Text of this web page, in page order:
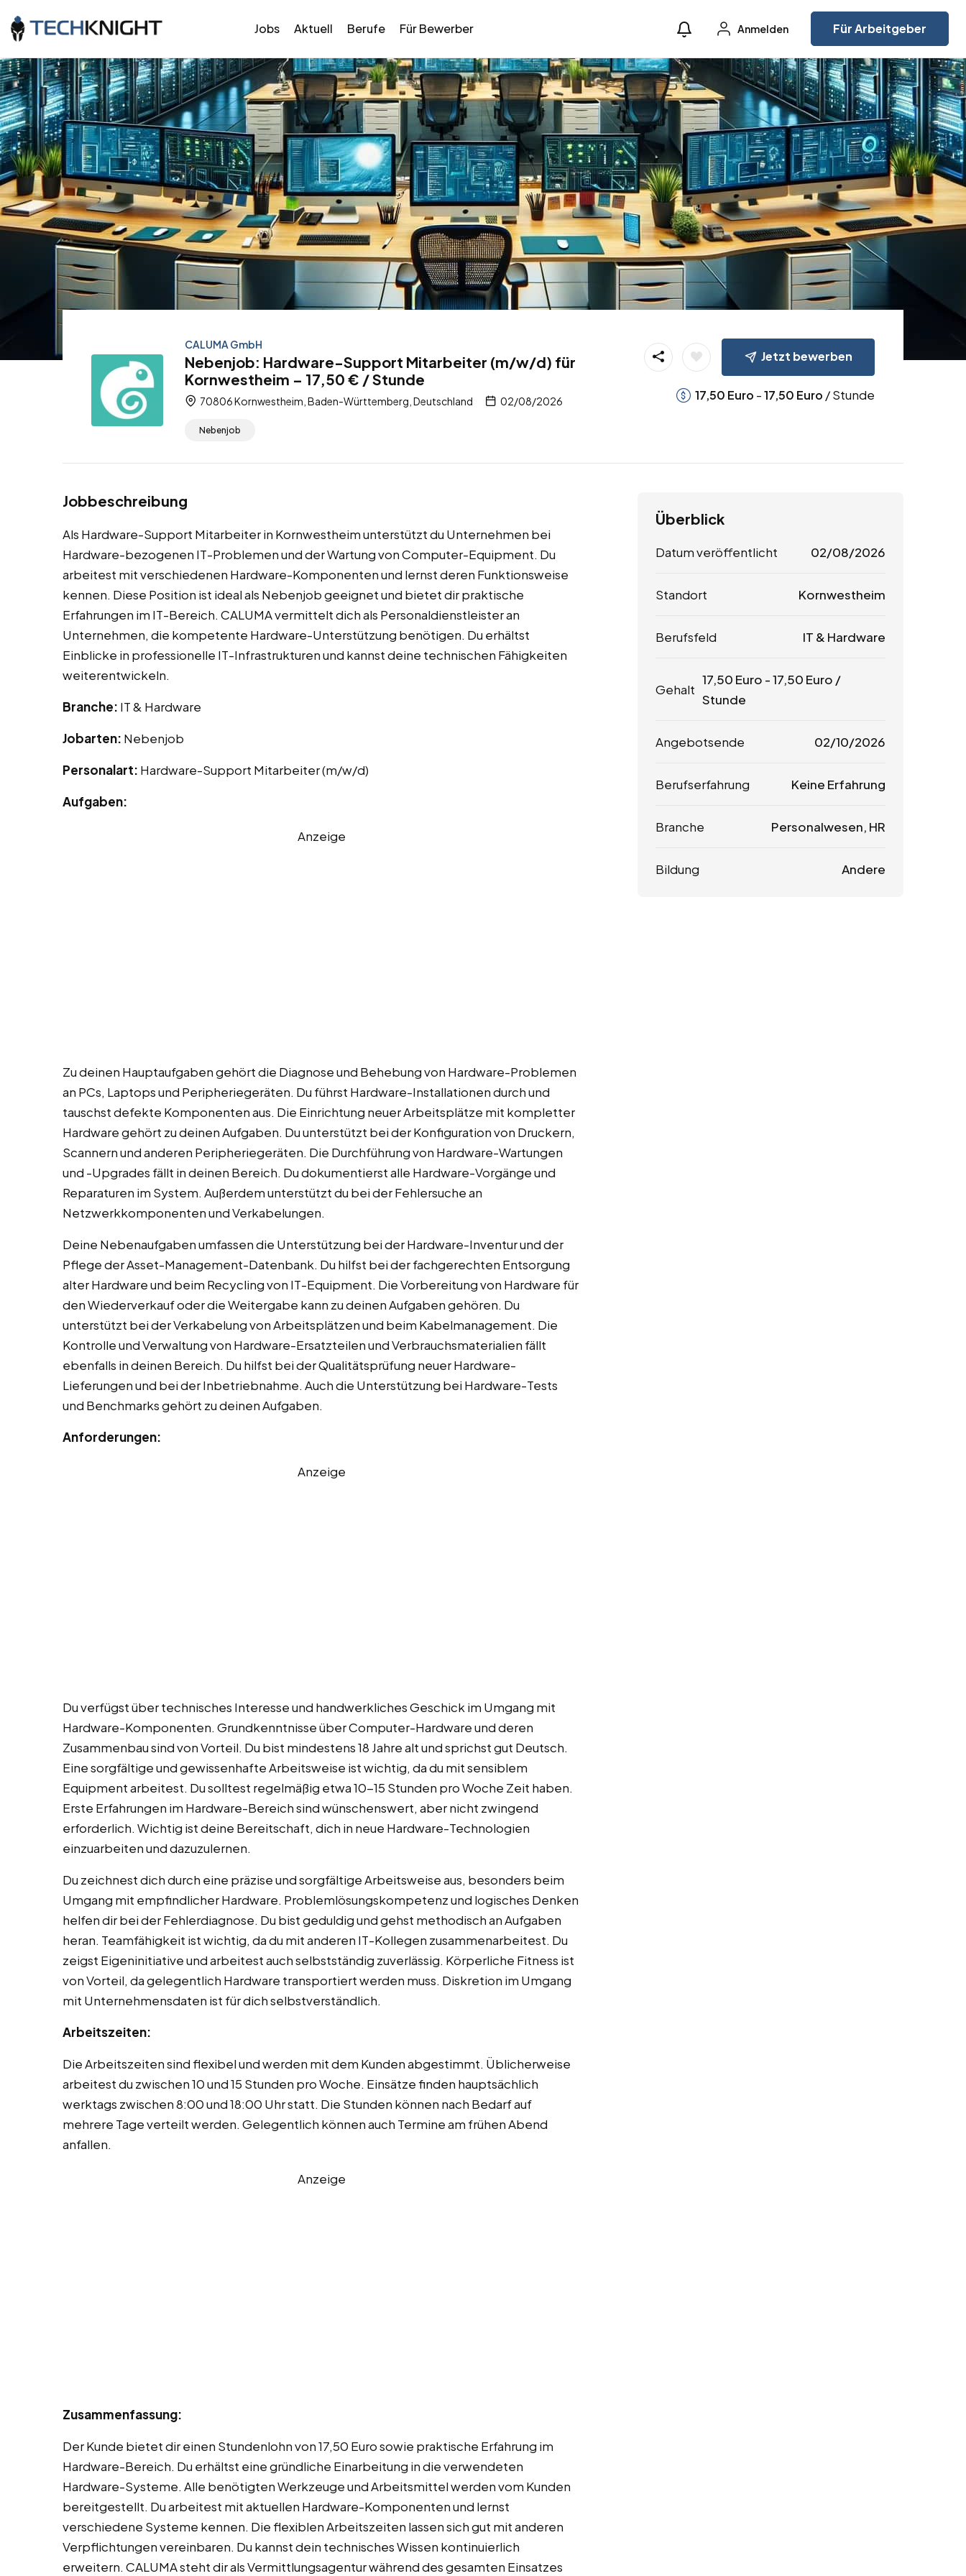
Jobs Aktuell Berufe Für Bewerber Anmelden Für Arbeitgeber
CALUMA GmbH
Nebenjob: Hardware-Support Mitarbeiter (m/w/d) für
Kornwestheim – 17,50 € / Stunde
70806 Kornwestheim, Baden-Württemberg, Deutschland 02/08/2026
Nebenjob
Jetzt bewerben
17,50 Euro -17,50 Euro / Stunde
Jobbeschreibung
Als Hardware-Support Mitarbeiter in Kornwestheim unterstützt du Unternehmen bei
Hardware-bezogenen IT-Problemen und der Wartung von Computer-Equipment. Du
arbeitest mit verschiedenen Hardware-Komponenten und lernst deren Funktionsweise
kennen. Diese Position ist ideal als Nebenjob geeignet und bietet dir praktische
Erfahrungen im IT-Bereich. CALUMA vermittelt dich als Personaldienstleister an
Unternehmen, die kompetente Hardware-Unterstützung benötigen. Du erhältst
Einblicke in professionelle IT-Infrastrukturen und kannst deine technischen Fähigkeiten
weiterentwickeln.
Branche: IT & Hardware
Jobarten: Nebenjob
Personalart: Hardware-Support Mitarbeiter (m/w/d)
Aufgaben:
Anzeige
Zu deinen Hauptaufgaben gehört die Diagnose und Behebung von Hardware-Problemen
an PCs, Laptops und Peripheriegeräten. Du führst Hardware-Installationen durch und
tauschst defekte Komponenten aus. Die Einrichtung neuer Arbeitsplätze mit kompletter
Hardware gehört zu deinen Aufgaben. Du unterstützt bei der Konfiguration von Druckern,
Scannern und anderen Peripheriegeräten. Die Durchführung von Hardware-Wartungen
und -Upgrades fällt in deinen Bereich. Du dokumentierst alle Hardware-Vorgänge und
Reparaturen im System. Außerdem unterstützt du bei der Fehlersuche an
Netzwerkkomponenten und Verkabelungen.
Deine Nebenaufgaben umfassen die Unterstützung bei der Hardware-Inventur und der
Pflege der Asset-Management-Datenbank. Du hilfst bei der fachgerechten Entsorgung
alter Hardware und beim Recycling von IT-Equipment. Die Vorbereitung von Hardware für
den Wiederverkauf oder die Weitergabe kann zu deinen Aufgaben gehören. Du
unterstützt bei der Verkabelung von Arbeitsplätzen und beim Kabelmanagement. Die
Kontrolle und Verwaltung von Hardware-Ersatzteilen und Verbrauchsmaterialien fällt
ebenfalls in deinen Bereich. Du hilfst bei der Qualitätsprüfung neuer Hardware-
Lieferungen und bei der Inbetriebnahme. Auch die Unterstützung bei Hardware-Tests
und Benchmarks gehört zu deinen Aufgaben.
Anforderungen:
Anzeige
Du verfügst über technisches Interesse und handwerkliches Geschick im Umgang mit
Hardware-Komponenten. Grundkenntnisse über Computer-Hardware und deren
Zusammenbau sind von Vorteil. Du bist mindestens 18 Jahre alt und sprichst gut Deutsch.
Eine sorgfältige und gewissenhafte Arbeitsweise ist wichtig, da du mit sensiblem
Equipment arbeitest. Du solltest regelmäßig etwa 10-15 Stunden pro Woche Zeit haben.
Erste Erfahrungen im Hardware-Bereich sind wünschenswert, aber nicht zwingend
erforderlich. Wichtig ist deine Bereitschaft, dich in neue Hardware-Technologien
einzuarbeiten und dazuzulernen.
Du zeichnest dich durch eine präzise und sorgfältige Arbeitsweise aus, besonders beim
Umgang mit empfindlicher Hardware. Problemlösungskompetenz und logisches Denken
helfen dir bei der Fehlerdiagnose. Du bist geduldig und gehst methodisch an Aufgaben
heran. Teamfähigkeit ist wichtig, da du mit anderen IT-Kollegen zusammenarbeitest. Du
zeigst Eigeninitiative und arbeitest auch selbstständig zuverlässig. Körperliche Fitness ist
von Vorteil, da gelegentlich Hardware transportiert werden muss. Diskretion im Umgang
mit Unternehmensdaten ist für dich selbstverständlich.
Arbeitszeiten:
Die Arbeitszeiten sind flexibel und werden mit dem Kunden abgestimmt. Üblicherweise
arbeitest du zwischen 10 und 15 Stunden pro Woche. Einsätze finden hauptsächlich
werktags zwischen 8:00 und 18:00 Uhr statt. Die Stunden können nach Bedarf auf
mehrere Tage verteilt werden. Gelegentlich können auch Termine am frühen Abend
anfallen.
Anzeige
Zusammenfassung:
Der Kunde bietet dir einen Stundenlohn von 17,50 Euro sowie praktische Erfahrung im
Hardware-Bereich. Du erhältst eine gründliche Einarbeitung in die verwendeten
Hardware-Systeme. Alle benötigten Werkzeuge und Arbeitsmittel werden vom Kunden
bereitgestellt. Du arbeitest mit aktuellen Hardware-Komponenten und lernst
verschiedene Systeme kennen. Die flexiblen Arbeitszeiten lassen sich gut mit anderen
Verpflichtungen vereinbaren. Du kannst dein technisches Wissen kontinuierlich
erweitern. CALUMA steht dir als Vermittlungsagentur während des gesamten Einsatzes
Überblick
Datum veröffentlicht 02/08/2026
Standort Kornwestheim
Berufsfeld IT & Hardware
Gehalt
17,50 Euro -17,50 Euro /
Stunde
Angebotsende 02/10/2026
Berufserfahrung Keine Erfahrung
Branche Personalwesen, HR
Bildung Andere